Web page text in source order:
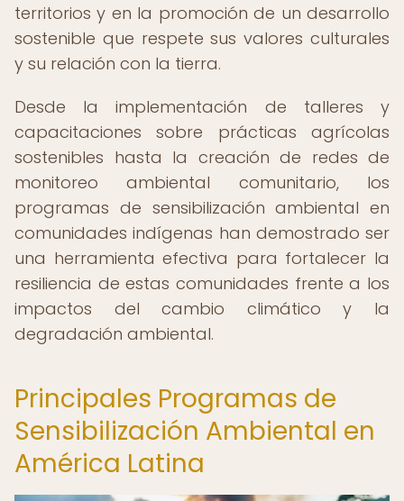
territorios y en la promoción de un desarrollo
sostenible que respete sus valores culturales
y su relación con la tierra.
Desde la implementación de talleres y
capacitaciones sobre prácticas agrícolas
sostenibles hasta la creación de redes de
monitoreo ambiental comunitario, los
programas de sensibilización ambiental en
comunidades indígenas han demostrado ser
una herramienta efectiva para fortalecer la
resiliencia de estas comunidades frente a los
impactos del cambio climático y la
degradación ambiental.
Principales Programas de
Sensibilización Ambiental en
América Latina